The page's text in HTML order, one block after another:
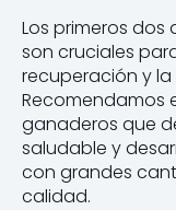
Los primeros
son cruciales
recuperación y
Recomendamos
ganaderos que
saludable y
con grandes
calidad.